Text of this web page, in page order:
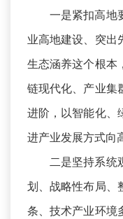
一是紧扣高地
业高地建设、突出
生态涵养这个根本
链现代化、产业集
进阶，以智能化、
进产业发展方式向
二是坚持系统
划、战略性布局、
条、技术产业环境